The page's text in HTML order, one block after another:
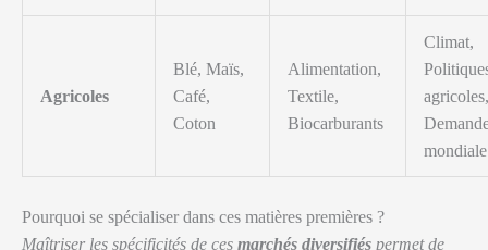
Agricoles
Blé, Maïs,
Café,
Coton
Alimentation,
Textile,
Biocarburants
Climat,
agricoles,
mondiale
Pourquoi se spécialiser dans ces matières premières ?
Maîtriser les spécificités de ces marchés diversifiés permet de